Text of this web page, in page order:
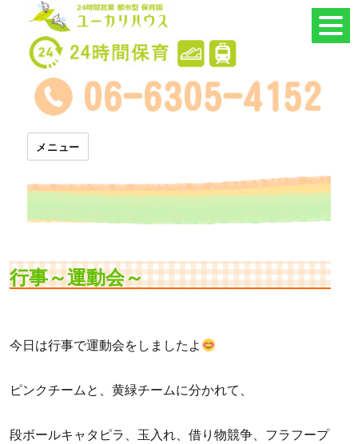
24時間託児所 ユーカリハウス
メニュー
行事～運動会～
今日は行事で運動会をしましたよ
ピンクチームと、黄緑チームに分かれて、
段ボールキャタピラ、玉入れ、借り物競争、フラフープ